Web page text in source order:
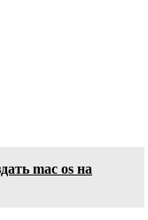
mac os на